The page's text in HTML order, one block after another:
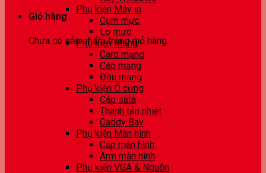
Giỏ hàng
Chưa có sản phẩm trong giỏ hàng.
Phụ kiện Máy in
Cụm mực
Lọ mực
Phụ kiện Mạng
Card mạng
Cáp mạng
Đầu mạng
Phụ kiện Ổ cứng
Cáp sata
Thanh tản nhiệt
Caddy Bay
Phụ kiện Màn hình
Cáp màn hình
Arm màn hình
Phụ kiện VGA & Nguồn